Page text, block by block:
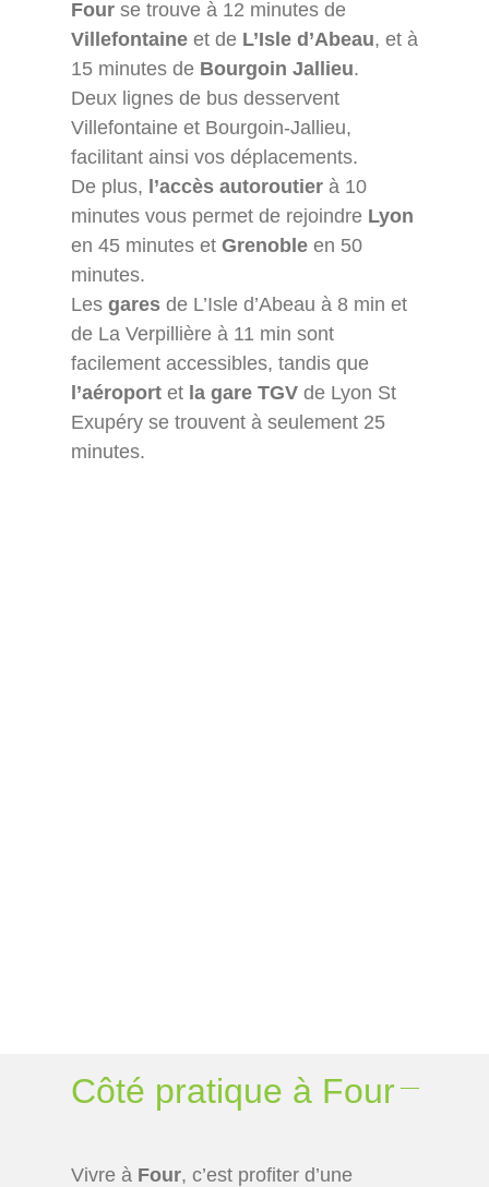
Four se trouve à 12 minutes de
Villefontaine et de L’Isle d’Abeau, et à
15 minutes de Bourgoin Jallieu.
Deux lignes de bus desservent
Villefontaine et Bourgoin-Jallieu,
facilitant ainsi vos déplacements.
De plus, l’accès autoroutier à 10
minutes vous permet de rejoindre Lyon
en 45 minutes et Grenoble en 50
minutes.
Les gares de L’Isle d’Abeau à 8 min et
de La Verpillière à 11 min sont
facilement accessibles, tandis que
l’aéroport et la gare TGV de Lyon St
Exupéry se trouvent à seulement 25
minutes.
Côté pratique à Four
Vivre à Four, c’est profiter d’une